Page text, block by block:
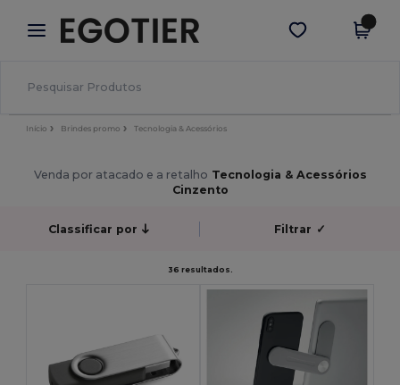
× App Egotier
Melhores preços na app!
Obter app
Início Brindes promo Tecnologia & Acessórios
Venda por atacado e a retalho Tecnologia & Acessórios
Cinzento
Classificar por Filtrar ✓
36 resultados.